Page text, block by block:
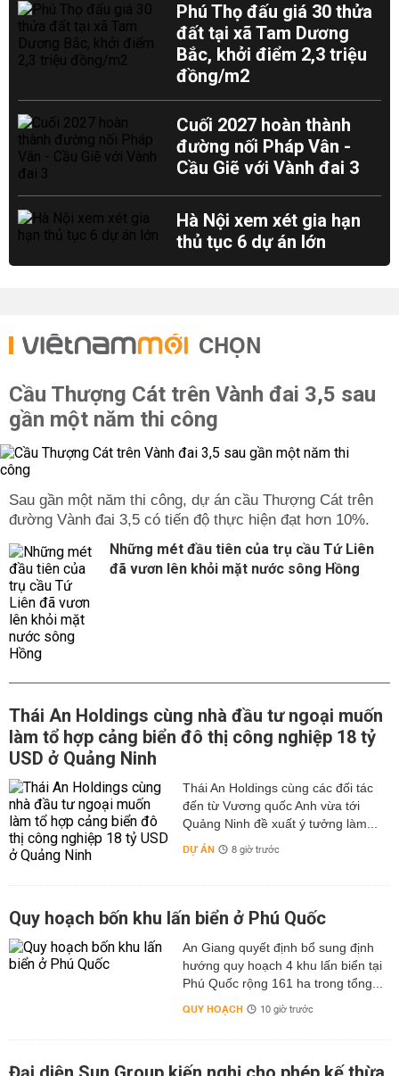
Phú Thọ đấu giá 30 thửa
đất tại xã Tam Dương
Bắc, khởi điểm 2,3 triệu
đồng/m2
Cuối 2027 hoàn thành
đường nối Pháp Vân -
Cầu Giẽ với Vành đai 3
Hà Nội xem xét gia hạn
thủ tục 6 dự án lớn
CHỌN
Cầu Thượng Cát trên Vành đai 3,5 sau
gần một năm thi công
Sau gần một năm thi công, dự án cầu Thượng Cát trên
đường Vành đai 3,5 có tiến độ thực hiện đạt hơn 10%.
Những mét đầu tiên của trụ cầu Tứ Liên
đã vươn lên khỏi mặt nước sông Hồng
Thái An Holdings cùng nhà đầu tư ngoại muốn
làm tổ hợp cảng biển đô thị công nghiệp 18 tỷ
USD ở Quảng Ninh
Thái An Holdings cùng các đối tác
đến từ Vương quốc Anh vừa tới
Quảng Ninh đề xuất ý tưởng làm...
DỰ ÁN 8 giờ trước
Quy hoạch bốn khu lấn biển ở Phú Quốc
An Giang quyết định bổ sung định
hướng quy hoạch 4 khu lấn biển tại
Phú Quốc rộng 161 ha trong tổng...
QUY HOẠCH 10 giờ trước